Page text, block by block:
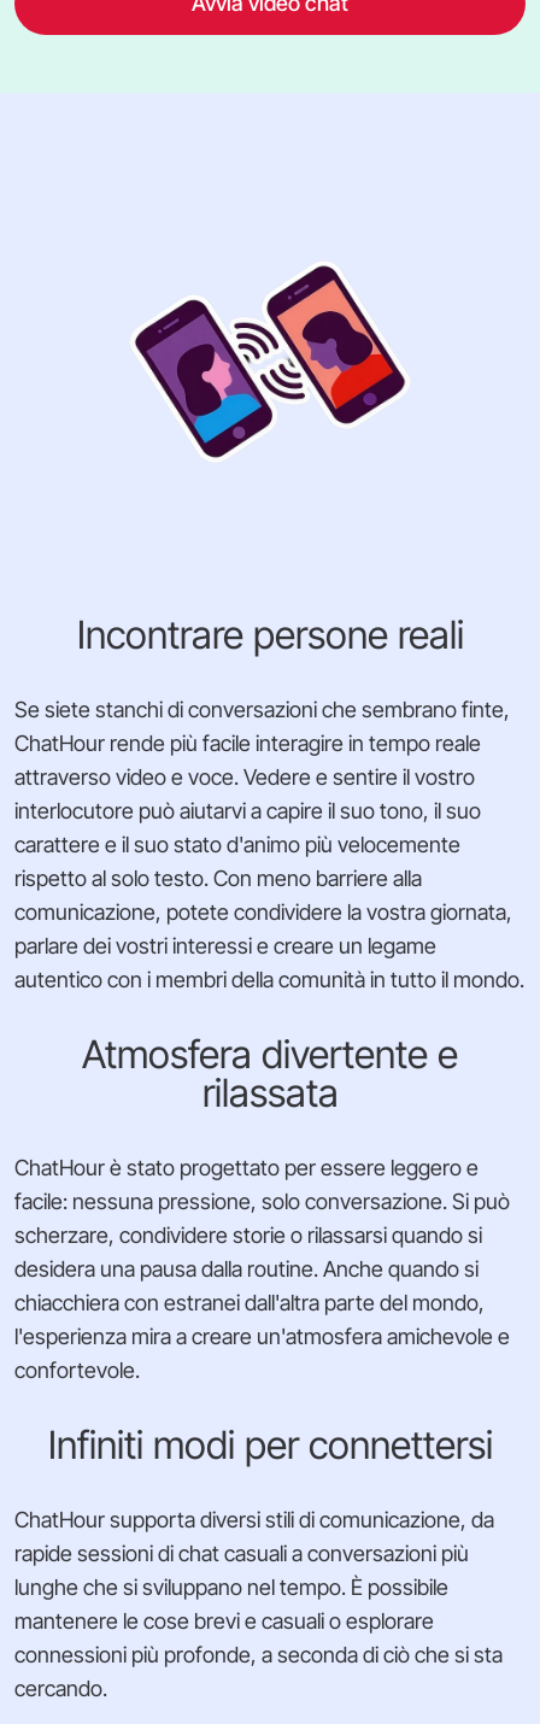
Incontrare persone reali
Se siete stanchi di conversazioni che sembrano finte,
ChatHour rende più facile interagire in tempo reale
attraverso video e voce. Vedere e sentire il vostro
interlocutore può aiutarvi a capire il suo tono, il suo
carattere e il suo stato d'animo più velocemente
rispetto al solo testo. Con meno barriere alla
comunicazione, potete condividere la vostra giornata,
parlare dei vostri interessi e creare un legame
autentico con i membri della comunità in tutto il mondo.
Atmosfera divertente e
rilassata
ChatHour è stato progettato per essere leggero e
facile: nessuna pressione, solo conversazione. Si può
scherzare, condividere storie o rilassarsi quando si
desidera una pausa dalla routine. Anche quando si
chiacchiera con estranei dall'altra parte del mondo,
l'esperienza mira a creare un'atmosfera amichevole e
confortevole.
Infiniti modi per connettersi
ChatHour supporta diversi stili di comunicazione, da
rapide sessioni di chat casuali a conversazioni più
lunghe che si sviluppano nel tempo. È possibile
mantenere le cose brevi e casuali o esplorare
connessioni più profonde, a seconda di ciò che si sta
cercando.